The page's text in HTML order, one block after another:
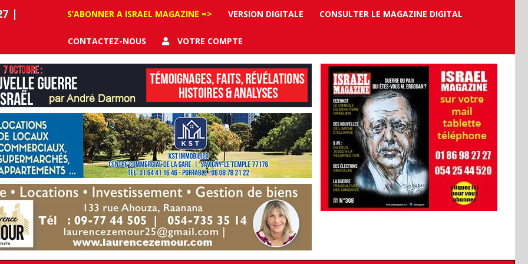
|
S’ABONNER A ISRAEL MAGAZINE => VERSION DIGITALE CONSULTER LE MAGAZINE DIGITAL
CONTACTEZ-NOUS VOTRE COMPTE